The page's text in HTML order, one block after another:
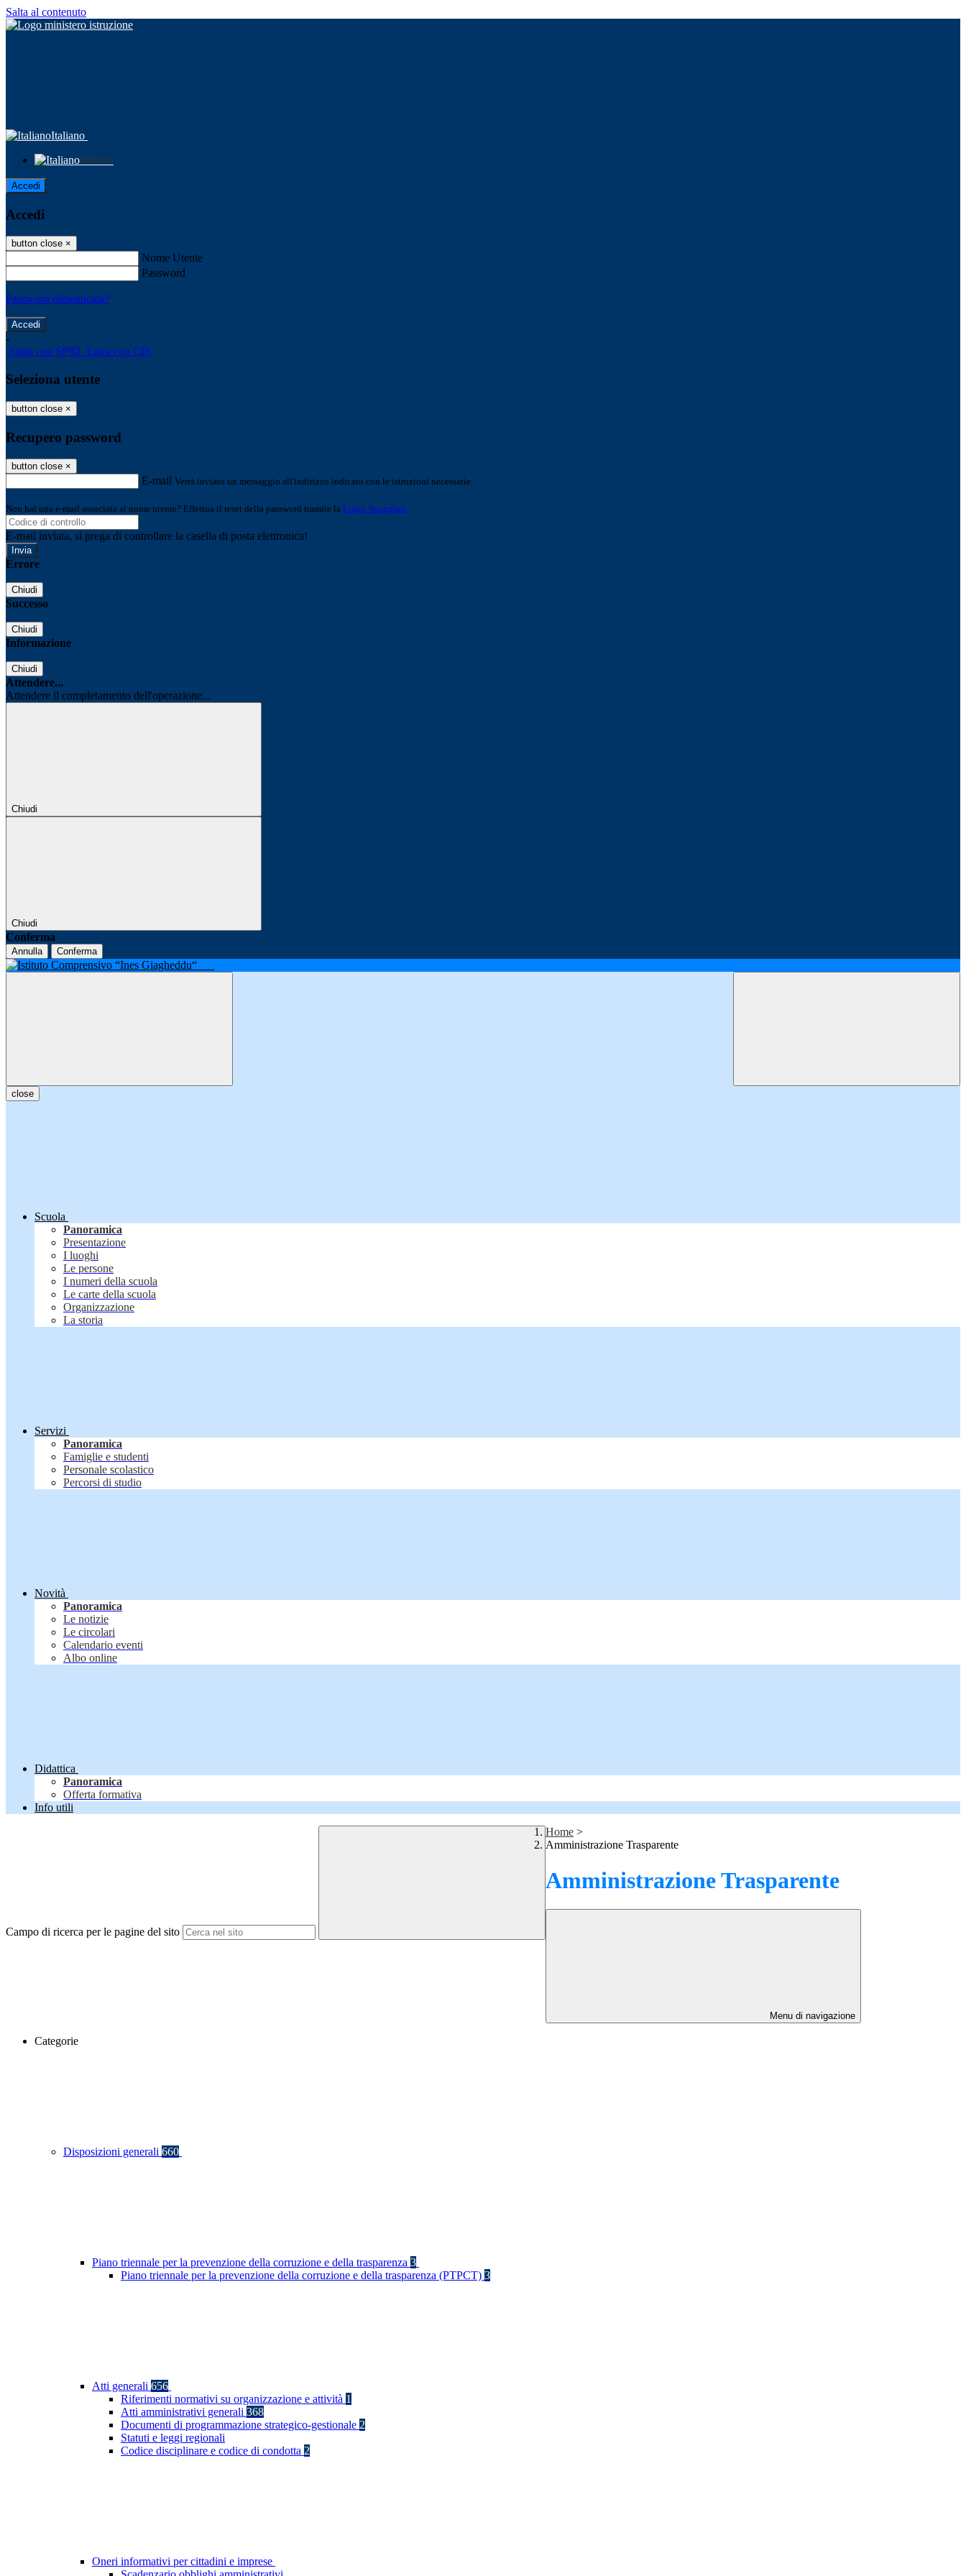
Salta al contenuto
Italiano
Italiano
Accedi
Accedi
button close ×
Nome Utente
Password
Password dimenticata?
-
Entra con SPID Entra con CIE
Seleziona utente
button close ×
Recupero password
button close ×
E-mail Verrà inviato un messaggio all'indirizzo indicato con le istruzioni necessarie.
Non hai una e-mail associata al nome utente? Effettua il reset della password tramite la Login Spaggiari
E-mail inviata, si prega di controllare la casella di posta elettronica!
Errore
Chiudi
Successo
Chiudi
Informazione
Chiudi
Attendere...
Attendere il completamento dell'operazione...
Chiudi
Chiudi
Conferma
Annulla Conferma
close
Scuola
Panoramica
Presentazione
I luoghi
Le persone
I numeri della scuola
Le carte della scuola
Organizzazione
La storia
Servizi
Panoramica
Famiglie e studenti
Personale scolastico
Percorsi di studio
Novità
Panoramica
Le notizie
Le circolari
Calendario eventi
Albo online
Didattica
Panoramica
Offerta formativa
Info utili
Campo di ricerca per le pagine del sito
Home >
Amministrazione Trasparente
Amministrazione Trasparente
Menu di navigazione
Categorie
Disposizioni generali 660
Piano triennale per la prevenzione della corruzione e della trasparenza 3
Piano triennale per la prevenzione della corruzione e della trasparenza (PTPCT) 3
Atti generali 656
Riferimenti normativi su organizzazione e attività 1
Atti amministrativi generali 368
Documenti di programmazione strategico-gestionale 2
Statuti e leggi regionali
Codice disciplinare e codice di condotta 2
Oneri informativi per cittadini e imprese